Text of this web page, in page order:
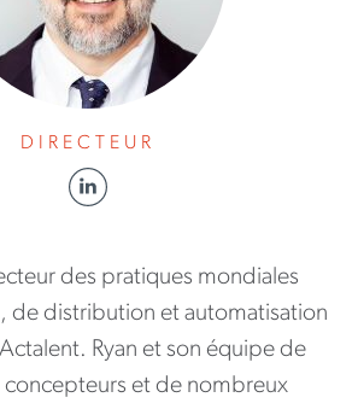
DIRECTEUR
des pratiques mondiales
de distribution et automatisation
Ryan et son équipe de
et de nombreux